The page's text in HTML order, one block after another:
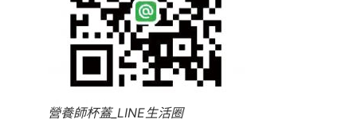
營養師杯蓋_LINE生活圈